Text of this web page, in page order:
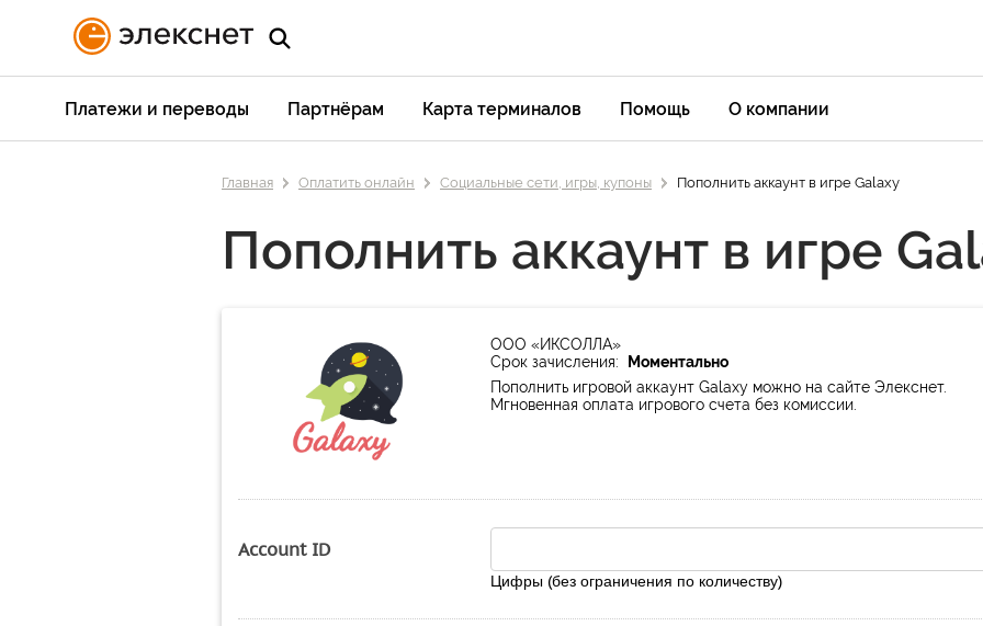
Платежи и переводы Партнёрам Карта терминалов Помощь О компании
Главная Оплатить онлайн Социальные сети, игры, купоны Пополнить аккаунт в игре Galaxy
Пополнить аккаунт в игре
ООО «ИКСОЛЛА»
Срок зачисления:
Моментально
Пополнить игровой аккаунт Galaxy можно на сайте Элекснет.
Мгновенная оплата игрового счета без комиссии.
Account ID
Цифры (без ограничения по количеству)